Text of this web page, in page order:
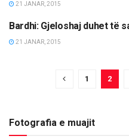
21 JANAR, 2015
LAJME
Bardhi: Gjeloshaj duhet të
21 JANAR, 2015
1 2
Fotografia e muajit